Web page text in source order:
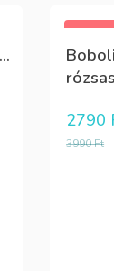
3990Ft
2790